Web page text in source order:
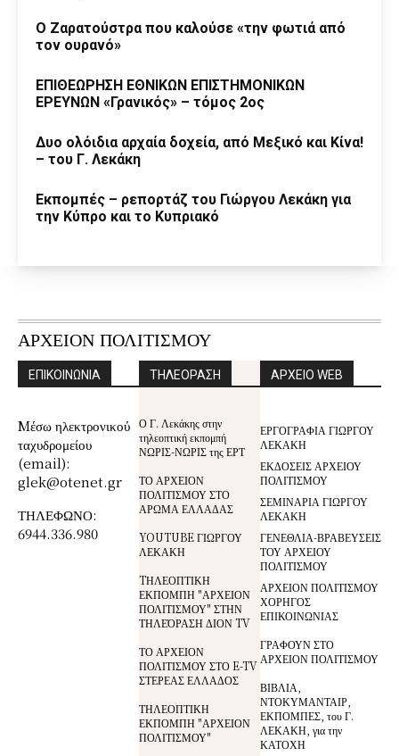
Ο Ζαρατούστρα που καλούσε «την φωτιά από
τον ουρανό»
ΕΠΙΘΕΩΡΗΣΗ ΕΘΝΙΚΩΝ ΕΠΙΣΤΗΜΟΝΙΚΩΝ
ΕΡΕΥΝΩΝ «Γρανικός» – τόμος 2ος
Δυο ολόιδια αρχαία δοχεία, από Μεξικό και Κίνα!
– του Γ. Λεκάκη
Εκπομπές – ρεπορτάζ του Γιώργου Λεκάκη για
την Κύπρο και το Κυπριακό
ΑΡΧΕΙΟΝ ΠΟΛΙΤΙΣΜΟΥ
ΕΠΙΚΟΙΝΩΝΙΑ
Mέσω ηλεκτρονικού
ταχυδρομείου
(email):
glek@otenet.gr
ΤΗΛΕΦΩΝΟ:
6944.336.980
ΤΗΛΕΟΡΑΣΗ
Ο Γ. Λεκάκης στην
τηλεοπτική εκπομπή
ΝΩΡΙΣ-ΝΩΡΙΣ της ΕΡΤ
ΤΟ ΑΡΧΕΙΟΝ
ΠΟΛΙΤΙΣΜΟΥ ΣΤΟ
ΑΡΩΜΑ ΕΛΛΑΔΑΣ
YOUTUBE ΓΙΩΡΓΟΥ
ΛΕΚΑΚΗ
TΗΛΕΟΠΤΙΚΗ
ΕΚΠΟΜΠΗ "ΑΡΧΕΙΟΝ
ΠΟΛΙΤΙΣΜΟΥ" ΣΤΗΝ
ΤΗΛΕΌΡΑΣΗ ΔΙΟΝ TV
ΤΟ ΑΡΧΕΙΟΝ
ΠΟΛΙΤΙΣΜΟΥ ΣΤΟ E-TV
ΣΤΕΡΕΑΣ ΕΛΛΑΔΟΣ
ΤΗΛΕΟΠΤΙΚΗ
ΕΚΠΟΜΠΗ "ΑΡΧΕΙΟΝ
ΠΟΛΙΤΙΣΜΟΥ"
ΑΡΧΕΙΟ WEB
ΕΡΓΟΓΡΑΦΙΑ ΓΙΩΡΓΟΥ
ΛΕΚΑΚΗ
ΕΚΔΟΣΕΙΣ ΑΡΧΕΙΟΥ
ΠΟΛΙΤΙΣΜΟΥ
ΣΕΜΙΝΑΡΙΑ ΓΙΩΡΓΟΥ
ΛΕΚΑΚΗ
ΓΕΝΕΘΛΙΑ-ΒΡΑΒΕΥΣΕΙΣ
ΤΟΥ ΑΡΧΕΙΟΥ
ΠΟΛΙΤΙΣΜΟΥ
ΑΡΧΕΙΟΝ ΠΟΛΙΤΙΣΜΟΥ
ΧΟΡΗΓΟΣ
ΕΠΙΚΟΙΝΩΝΙΑΣ
ΓΡΑΦΟΥΝ ΣΤΟ
ΑΡΧΕΙΟΝ ΠΟΛΙΤΙΣΜΟΥ
ΒΙΒΛΙΑ,
ΝΤΟΚΥΜΑΝΤΑΙΡ,
ΕΚΠΟΜΠΕΣ, του Γ.
ΛΕΚΑΚΗ, για την
ΚΑΤΟΧΗ